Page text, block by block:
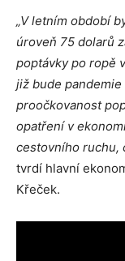
„V letním období
úroveň 75 dolarů
poptávky po ropě
již bude
proočkovanost
opatření v
cestovního ruchu,
tvrdí hlavní
Křeček.